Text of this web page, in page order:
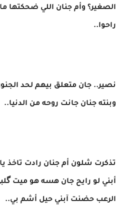
الصغير؟ وأم جنان اللي ضحكتها
راحوا..
نصير.. جان متعلق بيهم لحد
وبنته جنان جانت روحه من الدنيا..
تذكرت شلون أم جنان رادت تاخذ
أبني لو رايح جان هسه هو ميت
الرعب حضنت آبني حيل أشم بي..